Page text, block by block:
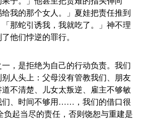
我的那个女人。」夏娃把责任推到
那蛇引诱我，我就吃了。」神不理
他们悖逆的罪行。
是拒绝为自己的行动负责。我们
人头上：父母没有管教我们、朋友
不清楚、儿女太叛逆、雇主不够敏
们、时间不够用……，我们的借口很
负起当尽的责任，否则饶恕与重建是